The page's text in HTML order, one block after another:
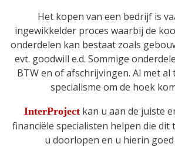
Het kopen van een bedrijf is
ingewikkelder proces waarbij de
onderdelen kan bestaat zoals
evt. goodwill e.d. Sommige
BTW en of afschrijvingen. Al met
specialisme om de hoek
InterProject kan u aan de juiste
financiële specialisten helpen die dit
u doorlopen en u hierin